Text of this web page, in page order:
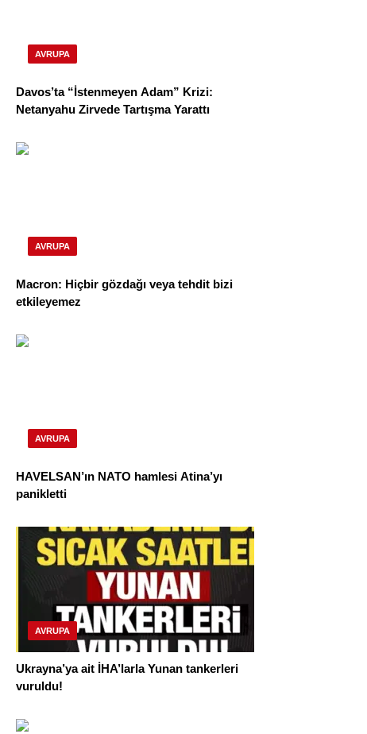
AVRUPA
Davos’ta “İstenmeyen Adam” Krizi:
Netanyahu Zirvede Tartışma Yarattı
AVRUPA
Macron: Hiçbir gözdağı veya tehdit bizi
etkileyemez
AVRUPA
HAVELSAN’ın NATO hamlesi Atina’yı
panikletti
AVRUPA
Ukrayna’ya ait İHA’larla Yunan tankerleri
vuruldu!